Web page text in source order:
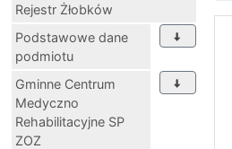
Rejestr Żłobków
Podstawowe dane
podmiotu
Gminne Centrum
Medyczno
Rehabilitacyjne SP
ZOZ